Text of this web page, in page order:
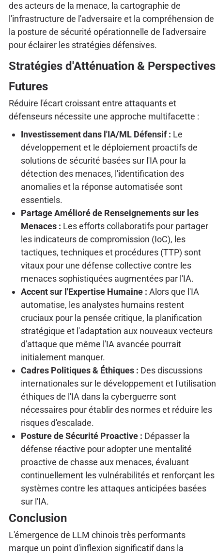
des acteurs de la menace, la cartographie de
l'infrastructure de l'adversaire et la compréhension de
la posture de sécurité opérationnelle de l'adversaire
pour éclairer les stratégies défensives.
Stratégies d'Atténuation & Perspectives
Futures
Réduire l'écart croissant entre attaquants et
défenseurs nécessite une approche multifacette :
Investissement dans l'IA/ML Défensif : Le
développement et le déploiement proactifs de
solutions de sécurité basées sur l'IA pour la
détection des menaces, l'identification des
anomalies et la réponse automatisée sont
essentiels.
Partage Amélioré de Renseignements sur les
Menaces : Les efforts collaboratifs pour partager
les indicateurs de compromission (IoC), les
tactiques, techniques et procédures (TTP) sont
vitaux pour une défense collective contre les
menaces sophistiquées augmentées par l'IA.
Accent sur l'Expertise Humaine : Alors que l'IA
automatise, les analystes humains restent
cruciaux pour la pensée critique, la planification
stratégique et l'adaptation aux nouveaux vecteurs
d'attaque que même l'IA avancée pourrait
initialement manquer.
Cadres Politiques & Éthiques : Des discussions
internationales sur le développement et l'utilisation
éthiques de l'IA dans la cyberguerre sont
nécessaires pour établir des normes et réduire les
risques d'escalade.
Posture de Sécurité Proactive : Dépasser la
défense réactive pour adopter une mentalité
proactive de chasse aux menaces, évaluant
continuellement les vulnérabilités et renforçant les
systèmes contre les attaques anticipées basées
sur l'IA.
Conclusion
L'émergence de LLM chinois très performants
marque un point d'inflexion significatif dans la